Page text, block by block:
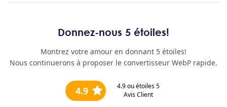
Donnez-nous 5 étoiles!
Montrez votre amour en donnant 5 étoiles!
Nous continuerons à proposer le convertisseur WebP rapide.
4.9 4.9ou étoiles 5
Avis Client